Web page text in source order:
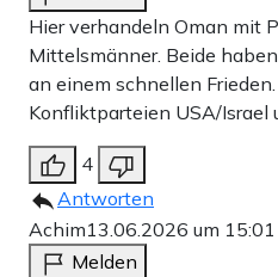
Hier verhandeln Oman mit
Mittelsmänner. Beide
an einem schnellen
Konfliktparteien USA/Israel
4
Antworten
Achim13.06.2026 um
Melden